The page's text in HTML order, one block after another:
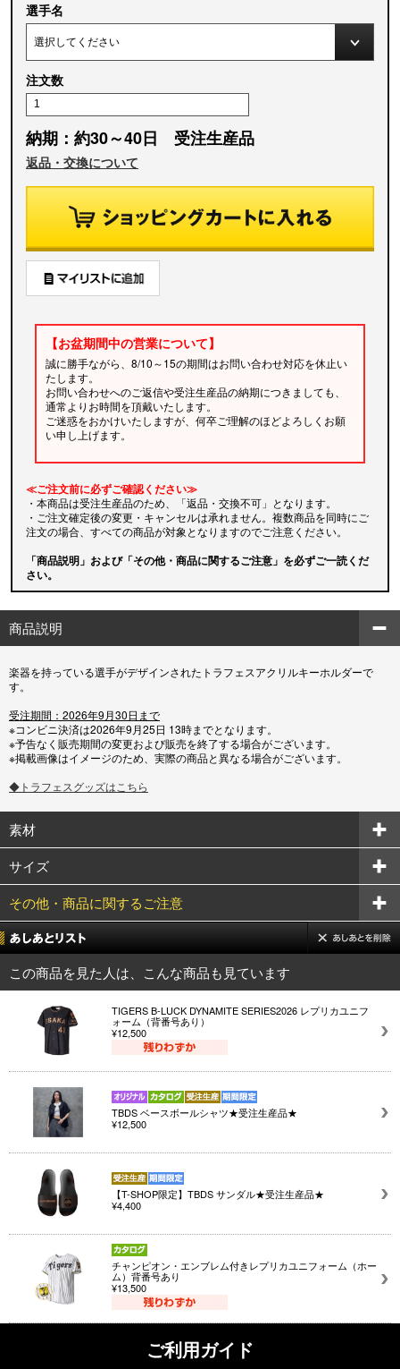
選手名
注文数
納期：約30～40日 受注生産品
返品・交換について
【お盆期間中の営業について】
誠に勝手ながら、8/10～15の期間はお問い合わせ対応を休止い
たします。
お問い合わせへのご返信や受注生産品の納期につきましても、
通常よりお時間を頂戴いたします。
ご迷惑をおかけいたしますが、何卒ご理解のほどよろしくお願
い申し上げます。
≪ご注文前に必ずご確認ください≫
・本商品は受注生産品のため、「返品・交換不可」となります。
・ご注文確定後の変更・キャンセルは承れません。複数商品を同時にご
注文の場合、すべての商品が対象となりますのでご注意ください。
「商品説明」および「その他・商品に関するご注意」を必ずご一読くだ
さい。
商品説明
楽器を持っている選手がデザインされたトラフェスアクリルキーホルダーで
す。
受注期間：2026年9月30日まで
※コンビニ決済は2026年9月25日 13時までとなります。
※予告なく販売期間の変更および販売を終了する場合がございます。
※掲載画像はイメージのため、実際の商品と異なる場合がございます。
◆トラフェスグッズはこちら
素材
サイズ
その他・商品に関するご注意
この商品を見た人は、こんな商品も見ています
TIGERS B-LUCK DYNAMITE SERIES2026 レプリカユニフ
ォーム（背番号あり）
¥12,500
TBDS ベースボールシャツ★受注生産品★
¥12,500
【T-SHOP限定】TBDS サンダル★受注生産品★
¥4,400
チャンピオン・エンブレム付きレプリカユニフォーム（ホー
ム）背番号あり
¥13,500
ご利用ガイド